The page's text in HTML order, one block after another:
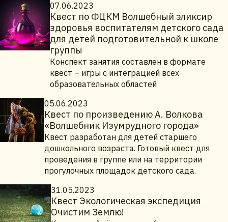
07.06.2023
Квест по ФЦКМ Волшебный эликсир
здоровья воспитателям детского сада
для детей подготовительной к школе
группы
Конспект занятия составлен в формате
квест – игры с интеграцией всех
образовательных областей
05.06.2023
Квест по произведению А. Волкова
«Волшебник Изумрудного города»
Квест разработан для детей старшего
дошкольного возраста. Готовый квест для
проведения в группе или на территории
прогулочных площадок детского сада.
31.05.2023
Квест Экологическая экспедиция
Очистим Землю!